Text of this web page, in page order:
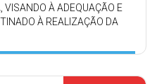
VISANDO À ADEQUAÇÃO E
À REALIZAÇÃO DA